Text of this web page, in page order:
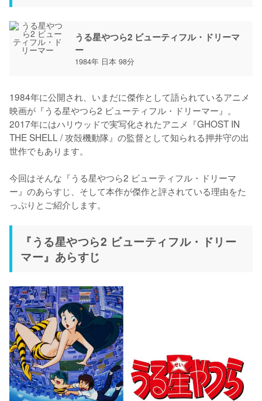
うる星やつら2 ビューティフル・ドリーマ
ー
1984年 日本 98分
1984年に公開され、いまだに傑作として語られているアニメ
映画が『うる星やつら2 ビューティフル・ドリーマー』。
2017年にはハリウッドで実写化されたアニメ『GHOST IN
THE SHELL / 攻殻機動隊』の監督として知られる押井守の出
世作でもあります。
今回はそんな『うる星やつら2 ビューティフル・ドリーマ
ー』のあらすじ、そして本作が傑作と評されている理由をた
っぷりとご紹介します。
『うる星やつら2 ビューティフル・ドリー
マー』あらすじ